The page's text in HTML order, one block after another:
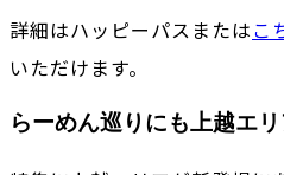
詳細はハッピーパスまたはこ
いただけます。
らーめん巡りにも上越エ